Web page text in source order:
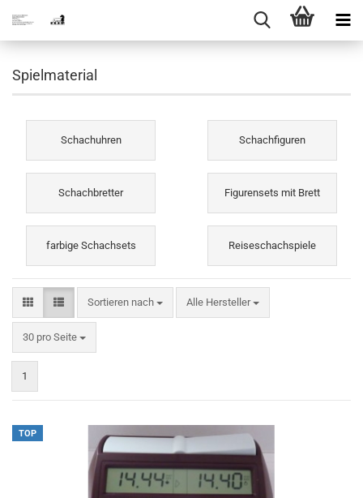
Spielmaterial
Schachuhren Schachfiguren
Schachbretter Figurensets mit Brett
farbige Schachsets Reiseschachspiele
Sortieren nach
Sortieren nach Alle Hersteller
30 pro Seite
pro Seite
1
TOP